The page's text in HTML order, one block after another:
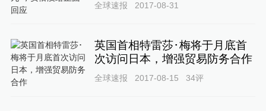
全球速报 2017-08-31
英国首相特雷莎･梅将于月底首
次访问日本，增强贸易防务合作
全球速报 2017-08-15 34评